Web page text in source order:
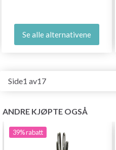
Se alle alternativene
Side1 av17
ANDRE KJØPTE OGSÅ
39%rabatt